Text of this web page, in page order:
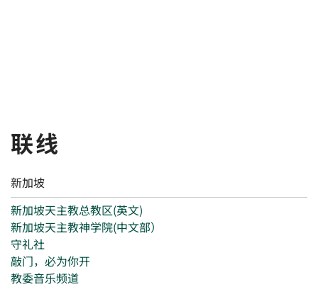
联线
新加坡
新加坡天主教总教区(英文)
新加坡天主教神学院(中文部）
守礼社
敲门，必为你开
教委音乐频道